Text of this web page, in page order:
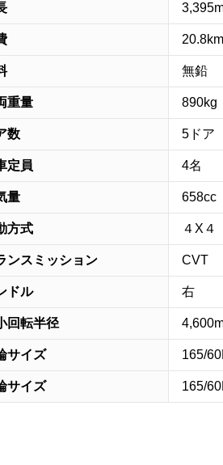
無鉛
重量 890kg
数 5ドア
定員 4名
量 658cc
方式 ４X４
ンスミッション CVT
ドル 右
回転半径
サイズ 165/
サイズ 165/